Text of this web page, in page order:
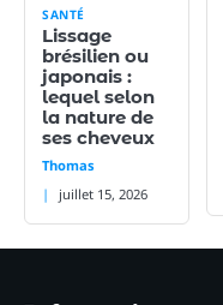
SANTÉ
Lissage
brésilien ou
japonais :
lequel selon
la nature de
ses cheveux
Thomas
juillet 15, 2026